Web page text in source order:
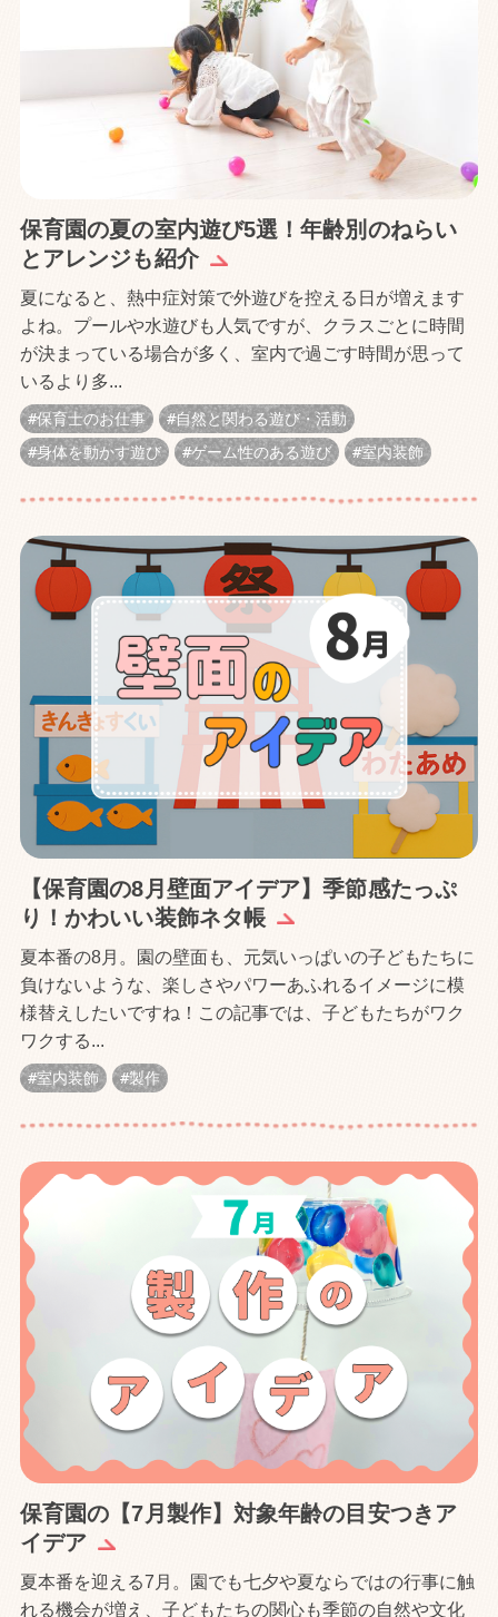
保育園の夏の室内遊び5選！年齢別のねらい
とアレンジも紹介
夏になると、熱中症対策で外遊びを控える日が増えます
よね。プールや水遊びも人気ですが、クラスごとに時間
が決まっている場合が多く、室内で過ごす時間が思って
いるより多...
保育士のお仕事
自然と関わる遊び・活動
身体を動かす遊び
ゲーム性のある遊び 室内装飾
【保育園の8月壁面アイデア】季節感たっぷ
り！かわいい装飾ネタ帳
夏本番の8月。園の壁面も、元気いっぱいの子どもたちに
負けないような、楽しさやパワーあふれるイメージに模
様替えしたいですね！この記事では、子どもたちがワク
ワクする...
室内装飾 製作
保育園の【7月製作】対象年齢の目安つきア
イデア
夏本番を迎える7月。園でも七夕や夏ならではの行事に触
れる機会が増え、子どもたちの関心も季節の自然や文化